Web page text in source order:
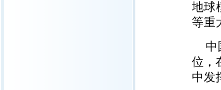
地球
等重
中
位，
中发